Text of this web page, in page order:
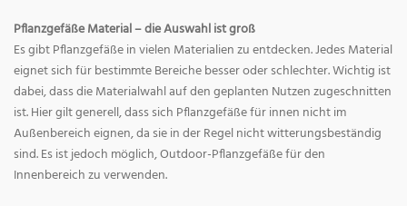
Pflanzgefäße Material – die Auswahl ist groß
Es gibt Pflanzgefäße in vielen Materialien zu entdecken. Jedes Material
eignet sich für bestimmte Bereiche besser oder schlechter. Wichtig ist
dabei, dass die Materialwahl auf den geplanten Nutzen zugeschnitten
ist. Hier gilt generell, dass sich Pflanzgefäße für innen nicht im
Außenbereich eignen, da sie in der Regel nicht witterungsbeständig
sind. Es ist jedoch möglich, Outdoor-Pflanzgefäße für den
Innenbereich zu verwenden.